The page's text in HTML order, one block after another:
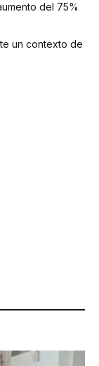
del 75%
un contexto de